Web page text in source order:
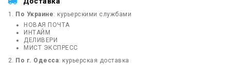
По Украине: курьерскими службами
НОВАЯ ПОЧТА
ИНТАЙМ
ДЕЛИВЕРИ
МИСТ ЭКСПРЕСС
По г. Одесса: курьерская доставка